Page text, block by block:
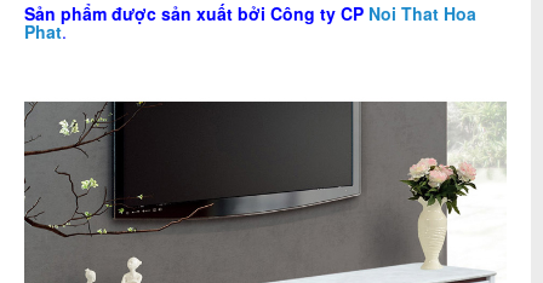
Sản phẩm được sản xuất bởi Công ty CP Noi That Hoa
Phat.